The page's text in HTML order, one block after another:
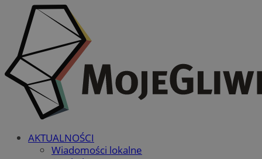
AKTUALNOŚCI
Wiadomości lokalne